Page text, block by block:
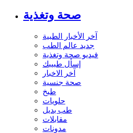
صحة وتغذية
آخر الأخبار الطبية
جديد عالم الطب
فيديو صحة وتغذية
إسأل طبيبك
آخر الاخبار
صحة جنسية
طبخ
حلويات
طب بديل
مقابلات
مدونات